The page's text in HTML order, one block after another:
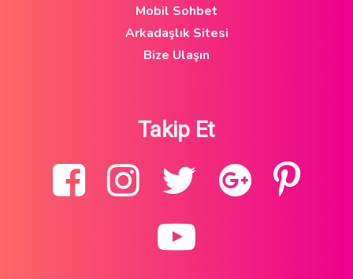
Mobil Sohbet
Arkadaşlık Sitesi
Bize Ulaşın
Takip Et